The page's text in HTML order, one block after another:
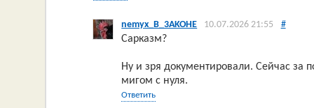
nemyx_B_3AKOHE 10.07.2026 21:55 #
Сарказм?
Ну и зря документировали. Сейчас за
мигом с нуля.
Ответить